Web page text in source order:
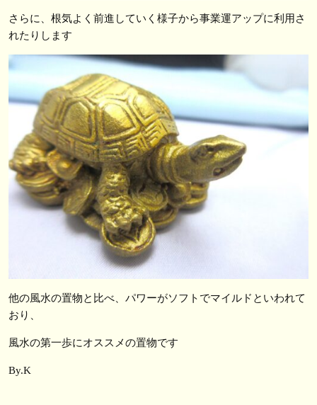
さらに、根気よく前進していく様子から事業運アップに利用さ
れたりします
他の風水の置物と比べ、パワーがソフトでマイルドといわれて
おり、
風水の第一歩にオススメの置物です
By.K